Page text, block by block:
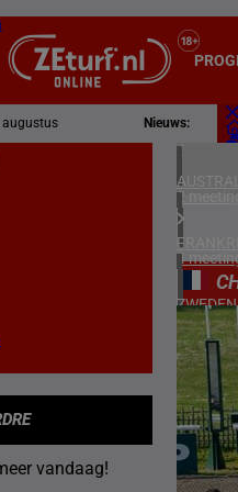
Nieuws:
vandaag!
2
4
ZWEDEN
3
ZUID-
2
4
8
28/